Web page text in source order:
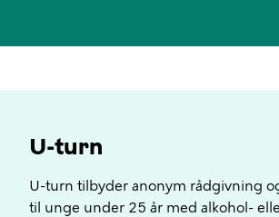
U-turn
U-turn tilbyder anonym rådgivning
til unge under 25 år med alkohol-